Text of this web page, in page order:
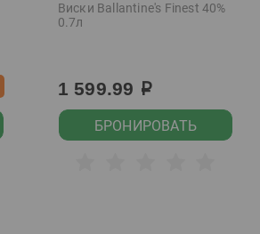
Виски Ballantine's Finest 40%
0.7л
1 599.99 р
БРОНИРОВАТЬ